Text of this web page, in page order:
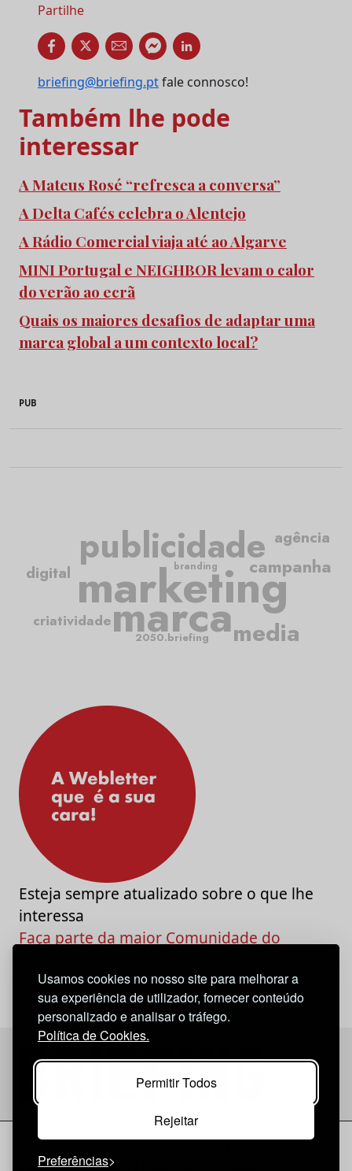
Usamos cookies no nosso site para melhorar a
sua experiência de utilizador, fornecer conteúdo
personalizado e analisar o tráfego.
Política de Cookies.
Permitir Todos
Rejeitar
Preferências
Partilhe
briefing@briefing.ptfale connosco!
Também lhe pode
interessar
A Mateus Rosé “refresca a conversa”
A Delta Cafés celebra o Alentejo
A Rádio Comercial viaja até ao Algarve
MINI Portugal e NEIGHBOR levam o calor
do verão ao ecrã
Quais os maiores desafios de adaptar uma
marca global a um contexto local?
PUB
marketing
publicidade
marca
criatividade
campanha
media
agência
digital
2050.briefing
branding
Esteja sempre atualizado sobre o que lhe
interessa
Faça parte da maior Comunidade do
Política de Cookies